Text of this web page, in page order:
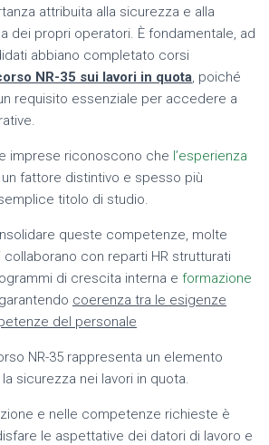
attribuita alla sicurezza e alla
dei propri operatori. È fondamentale, ad
abbiano completato corsi
NR-35 sui lavori in quota, poiché
requisito essenziale per accedere a
imprese riconoscono che l’esperienza
fattore distintivo e spesso più
titolo di studio.
queste competenze, molte
con reparti HR strutturati
di crescita interna e formazione
coerenza tra le esigenze
del personale
NR-35 rappresenta un elemento
sicurezza nei lavori in quota.
e nelle competenze richieste è
le aspettative dei datori di lavoro e